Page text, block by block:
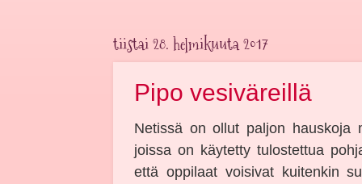
tiistai 28. helmikuuta 2017
Pipo vesiväreillä
Netissä on ollut paljon hauskoja
joissa on käytetty tulostettua
että oppilaat voisivat kuitenkin